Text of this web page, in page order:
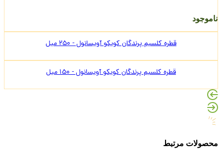
ناموجود
قطره کلسیم پرندگان کویکو آویسانول - 250 میل
قطره کلسیم پرندگان کویکو آویسانول - 150 میل
محصولات مرتبط